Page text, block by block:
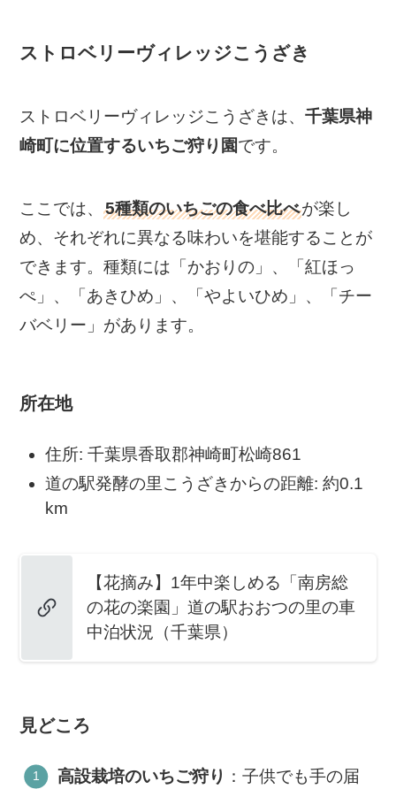
ストロベリーヴィレッジこうざき
ストロベリーヴィレッジこうざきは、千葉県神
崎町に位置するいちご狩り園です。
ここでは、5種類のいちごの食べ比べが楽し
め、それぞれに異なる味わいを堪能することが
できます。種類には「かおりの」、「紅ほっ
ぺ」、「あきひめ」、「やよいひめ」、「チー
バベリー」があります​​。
所在地
住所: 千葉県香取郡神崎町松崎861
道の駅発酵の里こうざきからの距離: 約0.1
km
【花摘み】1年中楽しめる「南房総
の花の楽園」道の駅おおつの里の車
中泊状況（千葉県）
見どころ
高設栽培のいちご狩り ：子供でも手の届